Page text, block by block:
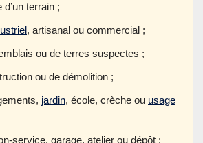
terrain ;
, artisanal ou commercial ;
ou de terres suspectes ;
ou de démolition ;
jardin, école, crèche ou usage
service, garage, atelier ou dépôt ;